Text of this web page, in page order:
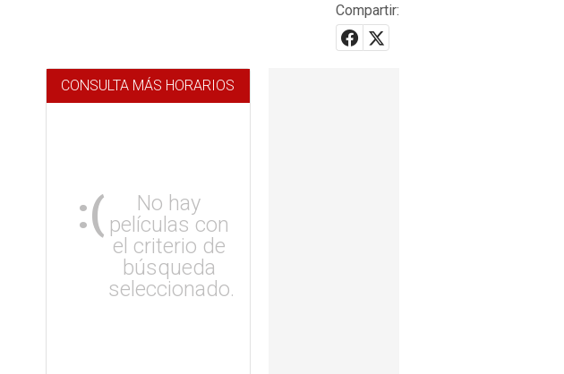
Compartir:
CONSULTA MÁS HORARIOS
:(
No hay
películas con
el criterio de
búsqueda
seleccionado.